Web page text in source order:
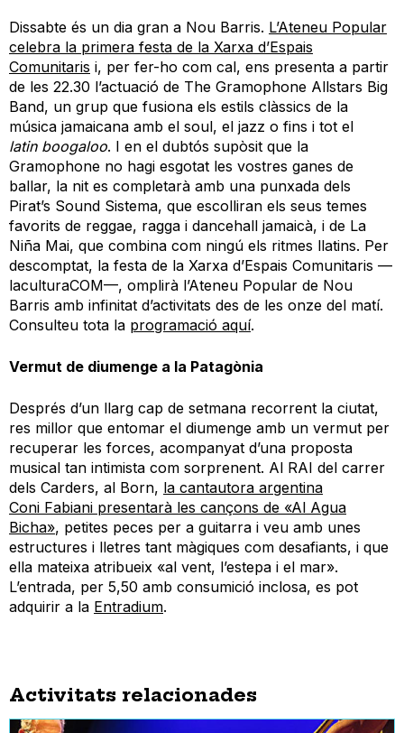
Dissabte és un dia gran a Nou Barris. L’Ateneu Popular
celebra la primera festa de la Xarxa d’Espais
Comunitaris i, per fer-ho com cal, ens presenta a partir
de les 22.30 l’actuació de The Gramophone Allstars Big
Band, un grup que fusiona els estils clàssics de la
música jamaicana amb el soul, el jazz o fins i tot el
latin boogaloo. I en el dubtós supòsit que la
Gramophone no hagi esgotat les vostres ganes de
ballar, la nit es completarà amb una punxada dels
Pirat’s Sound Sistema, que escolliran els seus temes
favorits de reggae, ragga i dancehall jamaicà, i de La
Niña Mai, que combina com ningú els ritmes llatins. Per
descomptat, la festa de la Xarxa d’Espais Comunitaris —
laculturaCOM—, omplirà l’Ateneu Popular de Nou
Barris amb infinitat d’activitats des de les onze del matí.
Consulteu tota la programació aquí.
Vermut de diumenge a la Patagònia
Després d’un llarg cap de setmana recorrent la ciutat,
res millor que entomar el diumenge amb un vermut per
recuperar les forces, acompanyat d’una proposta
musical tan intimista com sorprenent. Al RAI del carrer
dels Carders, al Born, la cantautora argentina
Coni Fabiani presentarà les cançons de «Al Agua
Bicha», petites peces per a guitarra i veu amb unes
estructures i lletres tant màgiques com desafiants, i que
ella mateixa atribueix «al vent, l’estepa i el mar».
L’entrada, per 5,50 amb consumició inclosa, es pot
adquirir a la Entradium.
Activitats relacionades